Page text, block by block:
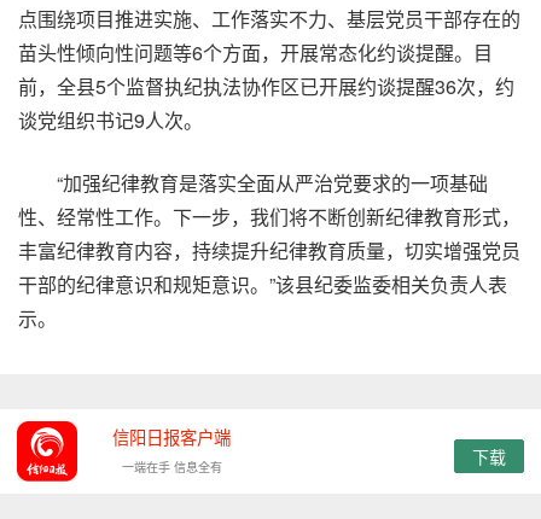
点围绕项目推进实施、工作落实不力、基层党员干部存在的
苗头性倾向性问题等6个方面，开展常态化约谈提醒。目
前，全县5个监督执纪执法协作区已开展约谈提醒36次，约
谈党组织书记9人次。
“加强纪律教育是落实全面从严治党要求的一项基础
性、经常性工作。下一步，我们将不断创新纪律教育形式，
丰富纪律教育内容，持续提升纪律教育质量，切实增强党员
干部的纪律意识和规矩意识。”该县纪委监委相关负责人表
示。
信阳日报客户端
一端在手 信息全有 下载